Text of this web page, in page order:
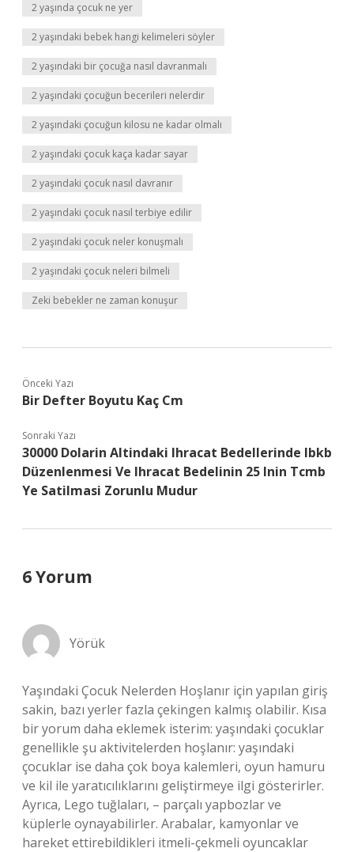
2 yaşında çocuk ne yer
2 yaşındaki bebek hangi kelimeleri söyler
2 yaşındaki bir çocuğa nasıl davranmalı
2 yaşındaki çocuğun becerileri nelerdir
2 yaşındaki çocuğun kilosu ne kadar olmalı
2 yaşındaki çocuk kaça kadar sayar
2 yaşındaki çocuk nasıl davranır
2 yaşındaki çocuk nasıl terbiye edilir
2 yaşındaki çocuk neler konuşmalı
2 yaşındaki çocuk neleri bilmeli
Zeki bebekler ne zaman konuşur
Önceki Yazı
Bir Defter Boyutu Kaç Cm
Sonraki Yazı
30000 Dolarin Altindaki Ihracat Bedellerinde Ibkb
Düzenlenmesi Ve Ihracat Bedelinin 25 Inin Tcmb
Ye Satilmasi Zorunlu Mudur
6 Yorum
Yörük
Yaşındaki Çocuk Nelerden Hoşlanır için yapılan giriş
sakin, bazı yerler fazla çekingen kalmış olabilir. Kısa
bir yorum daha eklemek isterim: yaşındaki çocuklar
genellikle şu aktivitelerden hoşlanır: yaşındaki
çocuklar ise daha çok boya kalemleri, oyun hamuru
ve kil ile yaratıcılıklarını geliştirmeye ilgi gösterirler.
Ayrıca, Lego tuğlaları, – parçalı yapbozlar ve
küplerle oynayabilirler. Arabalar, kamyonlar ve
hareket ettirebildikleri itmeli-çekmeli oyuncaklar